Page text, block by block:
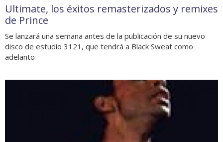
Ultimate, los éxitos remasterizados y remixes
de Prince
Se lanzará una semana antes de la publicación de su nuevo
disco de estudio 3121, que tendrá a Black Sweat como
adelanto